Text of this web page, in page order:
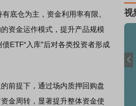
底仓为主，资金利用率有限。
资金运作模式，提升产品规模
ETF“入库”后对各类投资者形成
前提下，通过场内质押回购盘
金周转，显著提升整体资金使
视